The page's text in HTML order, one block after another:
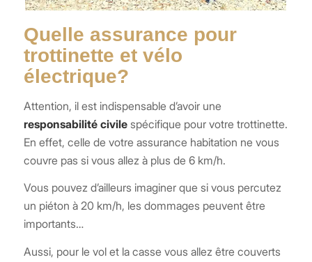
Quelle assurance pour
trottinette et vélo
électrique?
Attention, il est indispensable d’avoir une
responsabilité civilespécifique pour votre trottinette.
En effet, celle de votre assurance habitation ne vous
couvre pas si vous allez à plus de 6 km/h.
Vous pouvez d’ailleurs imaginer que si vous percutez
un piéton à 20 km/h, les dommages peuvent être
importants…
Aussi, pour le vol et la casse vous allez être couverts